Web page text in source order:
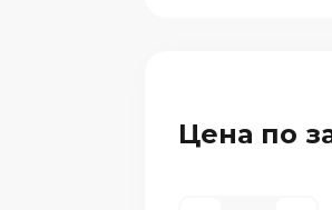
Цена по